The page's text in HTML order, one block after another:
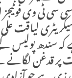
سی ٹی ویلیاقت
سندھ پولیس